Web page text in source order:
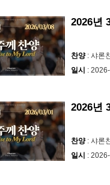
2026년
찬양: 샤론
일시 :
2026년
찬양: 샤론
일시 :